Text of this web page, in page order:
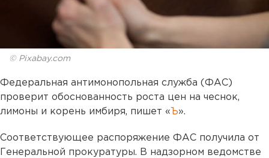
© Pixabay.com
Федеральная антимонопольная служба (ФАС)
проверит обоснованность роста цен на чеснок,
лимоны и корень имбиря, пишет « Ъ».
Соответствующее распоряжение ФАС получила от
Генеральной прокуратуры. В надзорном ведомстве